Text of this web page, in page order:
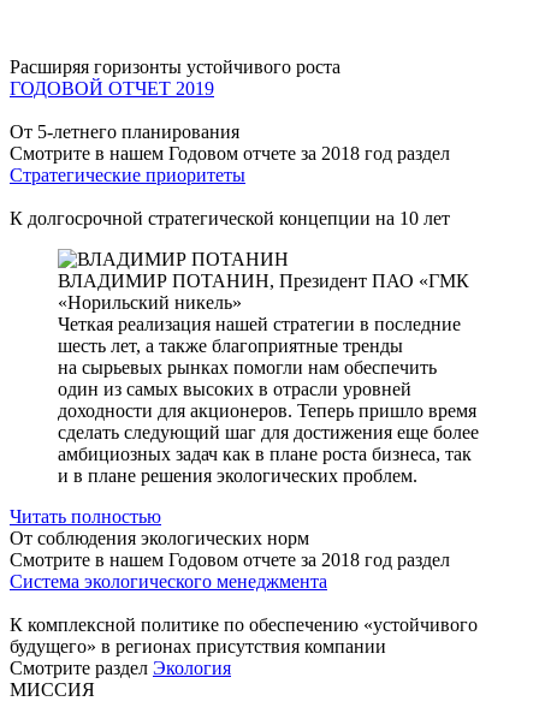
Расширяя горизонты устойчивого роста
ГОДОВОЙ ОТЧЕТ 2019
От 5-летнего планирования
Смотрите в нашем Годовом отчете за 2018 год раздел
Стратегические приоритеты
К долгосрочной стратегической концепции на 10 лет
ВЛАДИМИР ПОТАНИН, Президент ПАО «ГМК
«Норильский никель»
Четкая реализация нашей стратегии в последние
шесть лет, а также благоприятные тренды
на сырьевых рынках помогли нам обеспечить
один из самых высоких в отрасли уровней
доходности для акционеров. Теперь пришло время
сделать следующий шаг для достижения еще более
амбициозных задач как в плане роста бизнеса, так
и в плане решения экологических проблем.
Читать полностью
От соблюдения экологических норм
Смотрите в нашем Годовом отчете за 2018 год раздел
Система экологического менеджмента
К комплексной политике по обеспечению «устойчивого
будущего» в регионах присутствия компании
Смотрите раздел Экология
МИССИЯ